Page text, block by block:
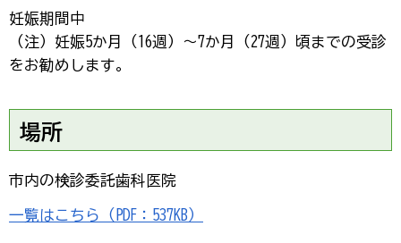
妊娠期間中
（注）妊娠5か月（16週）～7か月（27週）頃までの受診
をお勧めします。
場所
市内の検診委託歯科医院
一覧はこちら（PDF：537KB）